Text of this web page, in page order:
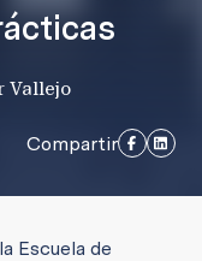
Vallejo
Compartir
Escuela de